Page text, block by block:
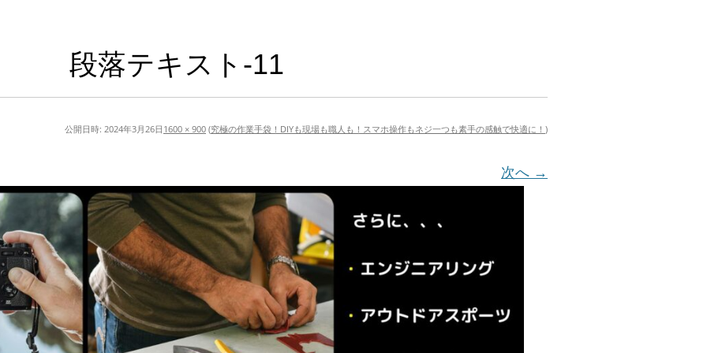
段落テキスト-11
公開日時: 2024年3月26日 1600 × 900 (究極の作業手袋！DIYも現場も職人も！スマホ操作もネジ一つも素手の感触で快適に！ )
次へ →